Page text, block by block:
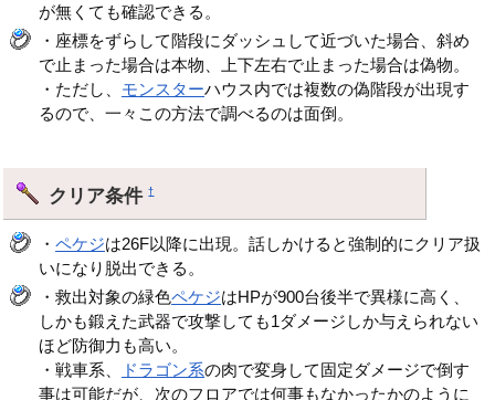
が無くても確認できる。
・座標をずらして階段にダッシュして近づいた場合、斜め
で止まった場合は本物、上下左右で止まった場合は偽物。
・ただし、 モンスターハウス内では複数の偽階段が出現す
るので、一々この方法で調べるのは面倒。
クリア条件†
・ペケジは26F以降に出現。話しかけると強制的にクリア扱
いになり脱出できる。
・救出対象の緑色ペケジはHPが900台後半で異様に高く、
しかも鍛えた武器で攻撃しても1ダメージしか与えられない
ほど防御力も高い。
・戦車系、
ドラゴン系の肉で変身して固定ダメージで倒す
事は可能だが、次のフロアでは何事もなかったかのように